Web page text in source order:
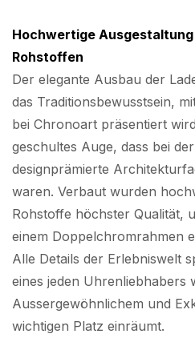
Hochwertige Ausgestaltung
Rohstoffen
Der elegante Ausbau der
das Traditionsbewusstsein,
bei Chronoart präsentiert
geschultes Auge, dass bei
designprämierte
waren. Verbaut wurden
Rohstoffe höchster Qualität,
einem Doppelchromrahmen
Alle Details der Erlebniswelt
eines jeden Uhrenliebhabers
Aussergewöhnlichem und
wichtigen Platz einräumt.